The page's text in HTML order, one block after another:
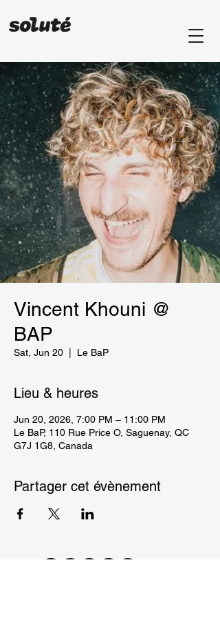
Vincent Khouni @
BAP
Sat, Jun 20 Le BaP
Lieu & heures
Jun 20, 2026, 7:00 PM – 11:00 PM
Le BaP, 110 Rue Price O, Saguenay, QC
G7J 1G8, Canada
Partager cet évènement